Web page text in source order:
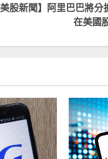
美股新聞】阿里巴巴將
在美國